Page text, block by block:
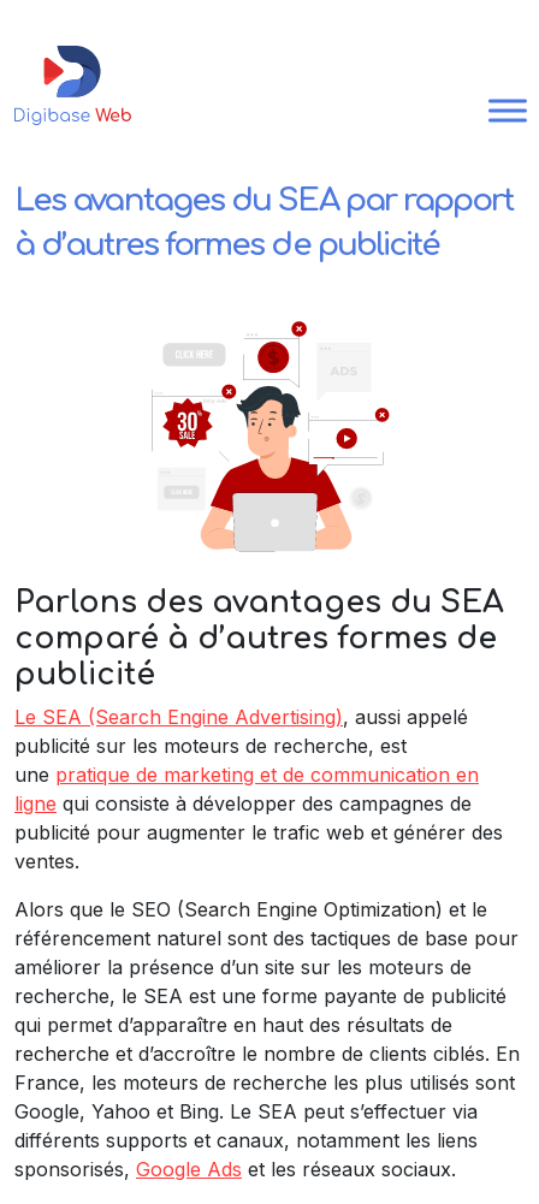
Les avantages du SEA par rapport
à d’autres formes de publicité
Parlons des avantages du SEA
comparé à d’autres formes de
publicité
Le SEA (Search Engine Advertising), aussi appelé
publicité sur les moteurs de recherche, est
une pratique de marketing et de communication en
ligne qui consiste à développer des campagnes de
publicité pour augmenter le trafic web et générer des
ventes.
Alors que le SEO (Search Engine Optimization) et le
référencement naturel sont des tactiques de base pour
améliorer la présence d’un site sur les moteurs de
recherche, le SEA est une forme payante de publicité
qui permet d’apparaître en haut des résultats de
recherche et d’accroître le nombre de clients ciblés. En
France, les moteurs de recherche les plus utilisés sont
Google, Yahoo et Bing. Le SEA peut s’effectuer via
différents supports et canaux, notamment les liens
sponsorisés, Google Ads et les réseaux sociaux.